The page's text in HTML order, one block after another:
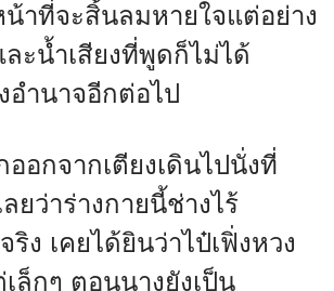
าที่จะสิ้นลมหายใจแต่อย่าง
ะน้ำเสียงที่พูดก็ไม่ได้
อำนาจอีกต่อไป
ออกจากเตียงเดินไปนั่งที่
ยว่าร่างกายนี้ช่างไร้
ริง เคยได้ยินว่าไป๋เฟิ่งหวง
ล็กๆ ตอนนางยังเป็น